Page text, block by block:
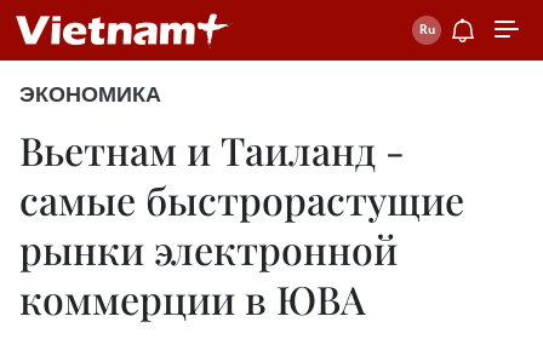
ЭКОНОМИКА
Вьетнам и Таиланд -
самые быстрорастущие
рынки электронной
коммерции в ЮВА